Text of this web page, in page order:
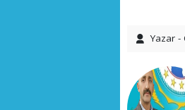
Yazar -